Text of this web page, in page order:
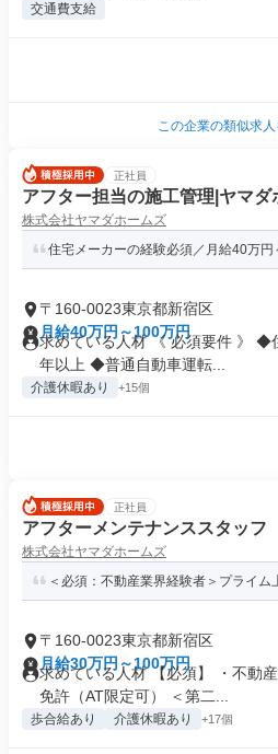
交通費支給
この企業の類似求
正社員
アフター担当の施工管理|ヤマダ
株式会社ヤマダホームズ
住宅メーカーの経験必須／月給40万
〒160-0023東京都新宿区
月給40万円～100万円
求めている人材 《 必須要件 》 ◆
年以上 ◆普通自動車運転...
介護休暇あり +15個
正社員
アフターメンテナンススタッフ
株式会社ヤマダホームズ
＜必須：不動産業界経験者＞プライム
〒160-0023東京都新宿区
月給30万円～100万円
求めている人材 【必須】 ・不動
免許（AT限定可） ＜第二...
歩合給あり 介護休暇あり +17個